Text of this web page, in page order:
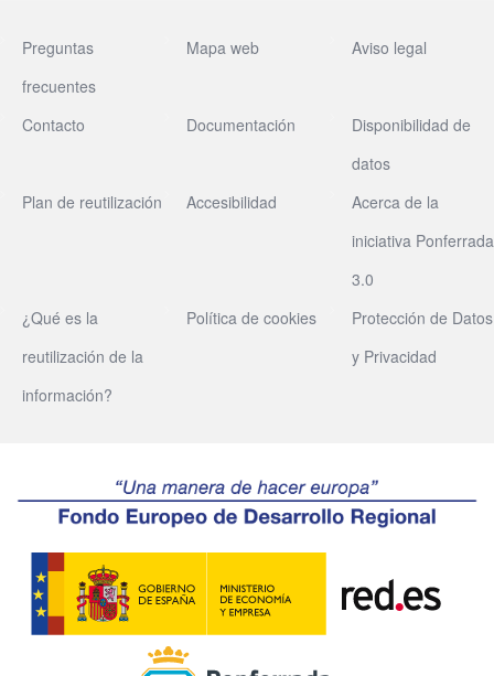
Preguntas
frecuentes
Mapa web Aviso legal
Contacto Documentación
Disponibilidad de
datos
Plan de reutilización
Accesibilidad
Acerca de la
iniciativa Ponferrada
3.0
¿Qué es la
reutilización de la
información?
Política de cookies
Protección de Datos
y Privacidad